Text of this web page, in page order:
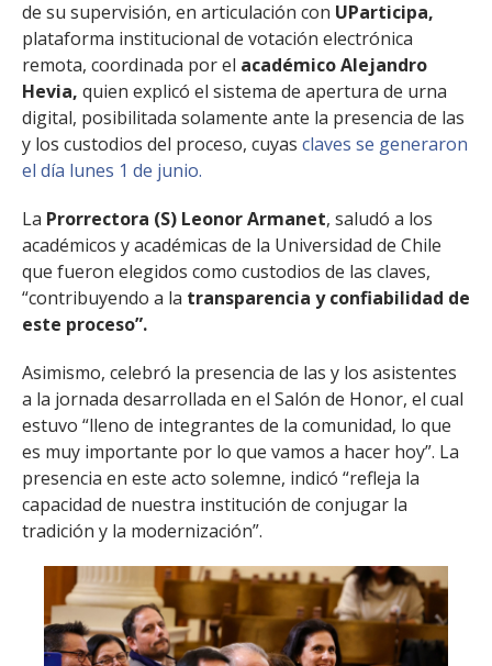
de su supervisión, en articulación con UParticipa,
plataforma institucional de votación electrónica
remota, coordinada por el académico Alejandro
Hevia, quien explicó el sistema de apertura de urna
digital, posibilitada solamente ante la presencia de las
y los custodios del proceso, cuyas claves se generaron
el día lunes 1 de junio.
La Prorrectora (S) Leonor Armanet, saludó a los
académicos y académicas de la Universidad de Chile
que fueron elegidos como custodios de las claves,
“contribuyendo a la transparencia y confiabilidad de
este proceso”.
Asimismo, celebró la presencia de las y los asistentes
a la jornada desarrollada en el Salón de Honor, el cual
estuvo “lleno de integrantes de la comunidad, lo que
es muy importante por lo que vamos a hacer hoy”. La
presencia en este acto solemne, indicó “refleja la
capacidad de nuestra institución de conjugar la
tradición y la modernización”.